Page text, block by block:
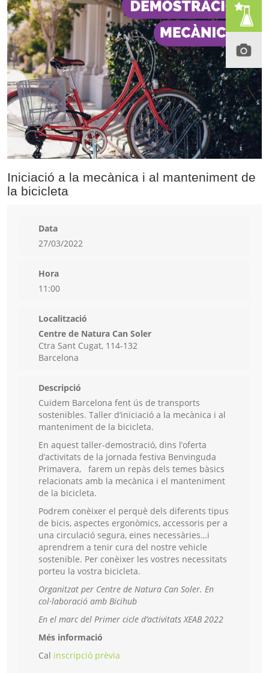
Iniciació a la mecànica i al manteniment de
la bicicleta
Data
27/03/2022
Hora
11:00
Localització
Centre de Natura Can Soler
Ctra Sant Cugat, 114-132
Barcelona
Descripció
Cuidem Barcelona fent ús de transports
sostenibles. Taller d’iniciació a la mecànica i al
manteniment de la bicicleta.
En aquest taller-demostració, dins l’oferta
d’activitats de la jornada festiva Benvinguda
Primavera, farem un repàs dels temes bàsics
relacionats amb la mecànica i el manteniment
de la bicicleta.
Podrem conèixer el perquè dels diferents tipus
de bicis, aspectes ergonòmics, accessoris per a
una circulació segura, eines necessàries…i
aprendrem a tenir cura del nostre vehicle
sostenible. Per conèixer les vostres necessitats
porteu la vostra bicicleta.
Organitzat per Centre de Natura Can Soler. En
col·laboració amb Bicihub
En el marc del Primer cicle d’activitats XEAB 2022
Més informació
Cal inscripció prèvia